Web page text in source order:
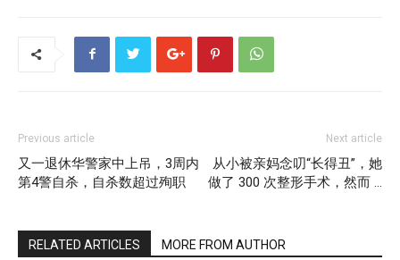
Previous article
又一退休华警家中上吊，3周内
第4警自杀，自杀数超过殉职
Next article
从小被亲妈念叨“长得丑”，她
做了 300 次整形手术，然而 …
RELATED ARTICLES MORE FROM AUTHOR